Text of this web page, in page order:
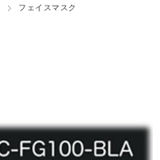
フェイスマスク